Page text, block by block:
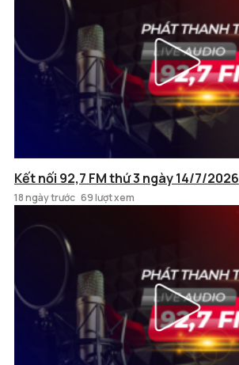
Kết nối 92,7 FM thứ 3 ngày 14/7/2026
18 ngày trước 69 lượt xem